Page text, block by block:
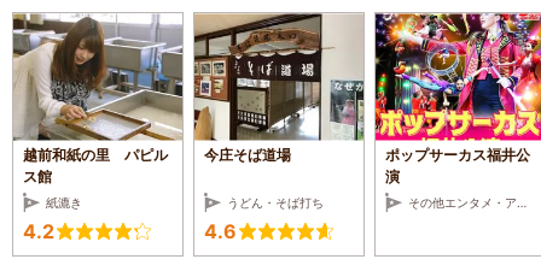
越前和紙の里 パピル
ス館
紙漉き
4.2
今庄そば道場
うどん・そば打ち
4.6
ポップサーカス福井公
演